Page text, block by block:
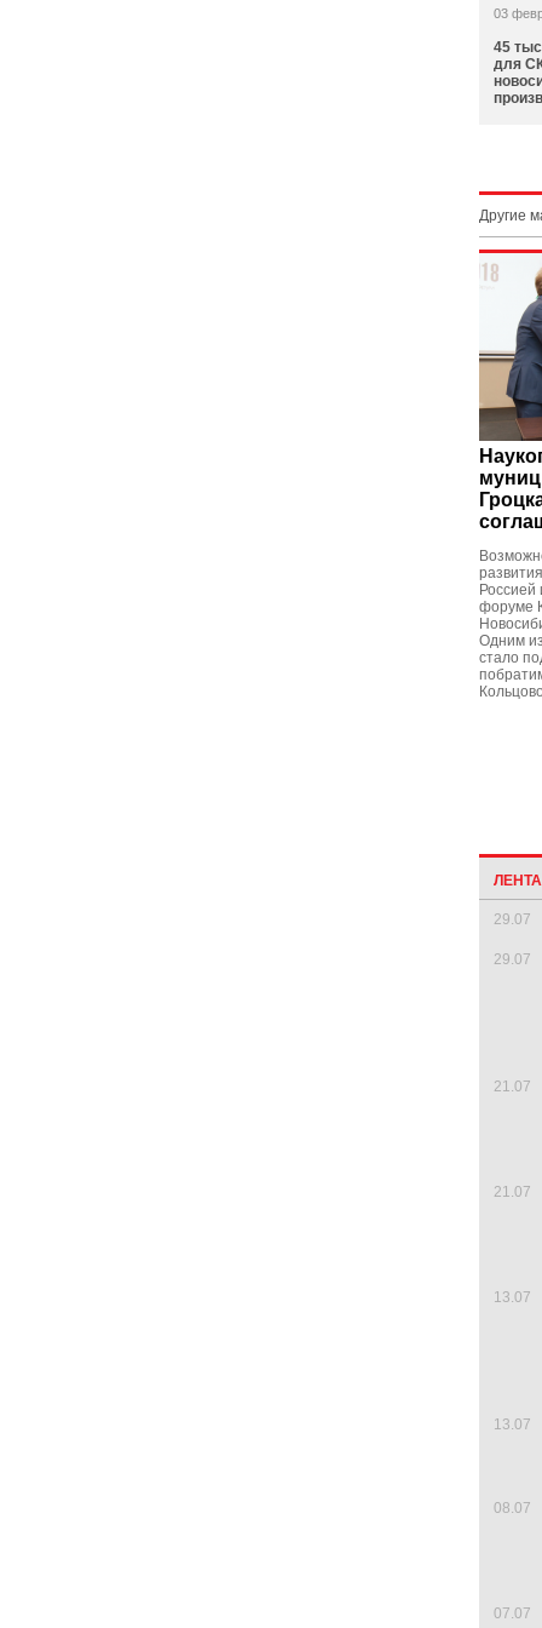
03
45
для
Другие
форуме
Одним
стало
29.07
29.07
21.07
21.07
13.07
13.07
08.07
07.07